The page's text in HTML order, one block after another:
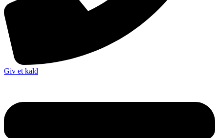
Giv et kald